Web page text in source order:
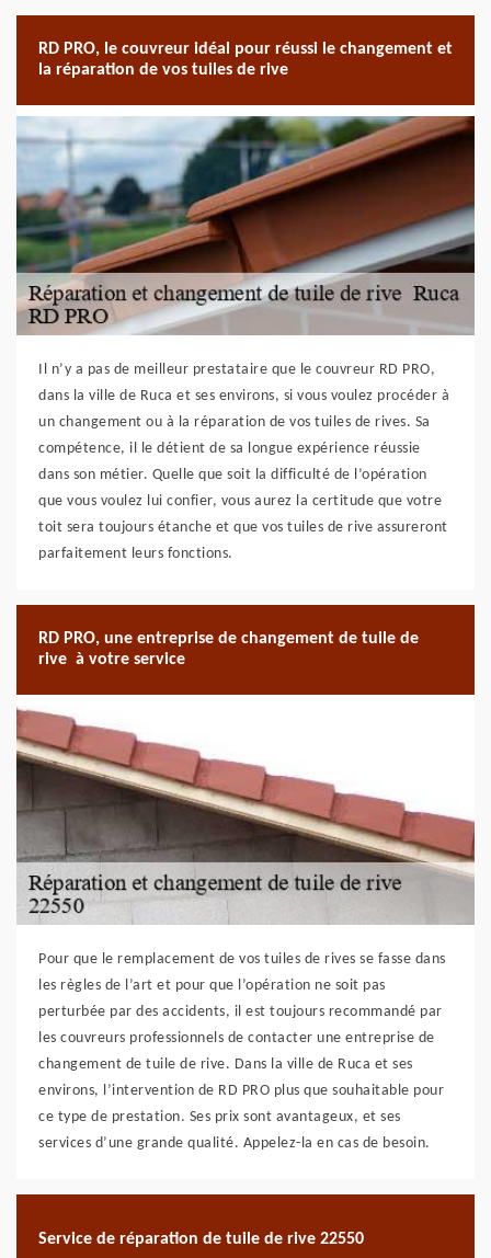
RD PRO, le couvreur idéal pour réussi le changement et
la réparation de vos tuiles de rive
Il n’y a pas de meilleur prestataire que le couvreur RD PRO,
dans la ville de Ruca et ses environs, si vous voulez procéder à
un changement ou à la réparation de vos tuiles de rives. Sa
compétence, il le détient de sa longue expérience réussie
dans son métier. Quelle que soit la difficulté de l’opération
que vous voulez lui confier, vous aurez la certitude que votre
toit sera toujours étanche et que vos tuiles de rive assureront
parfaitement leurs fonctions.
RD PRO, une entreprise de changement de tuile de
rive à votre service
Pour que le remplacement de vos tuiles de rives se fasse dans
les règles de l’art et pour que l’opération ne soit pas
perturbée par des accidents, il est toujours recommandé par
les couvreurs professionnels de contacter une entreprise de
changement de tuile de rive. Dans la ville de Ruca et ses
environs, l’intervention de RD PRO plus que souhaitable pour
ce type de prestation. Ses prix sont avantageux, et ses
services d’une grande qualité. Appelez-la en cas de besoin.
Service de réparation de tuile de rive 22550